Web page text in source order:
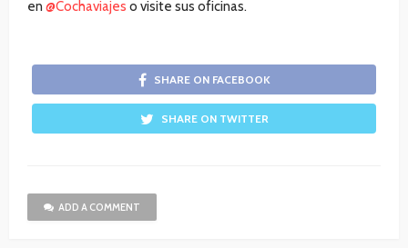
en @Cochaviajes o visite sus oficinas.
SHARE ON FACEBOOK
SHARE ON TWITTER
ADD A COMMENT